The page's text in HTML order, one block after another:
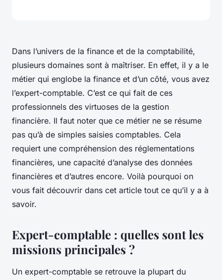
Dans l’univers de la finance et de la comptabilité,
plusieurs domaines sont à maîtriser. En effet, il y a le
métier qui englobe la finance et d’un côté, vous avez
l’expert-comptable. C’est ce qui fait de ces
professionnels des virtuoses de la gestion
financière. Il faut noter que ce métier ne se résume
pas qu’à de simples saisies comptables. Cela
requiert une compréhension des réglementations
financières, une capacité d’analyse des données
financières et d’autres encore. Voilà pourquoi on
vous fait découvrir dans cet article tout ce qu’il y a à
savoir.
Expert-comptable : quelles sont les
missions principales ?
Un expert-comptable se retrouve la plupart du